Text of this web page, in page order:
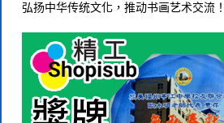
弘扬中华传统文化，推动书画艺术交流！